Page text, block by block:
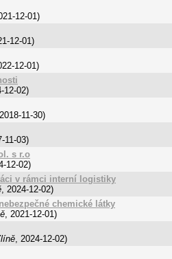
12-01)
12-01)
12-01)
12-02)
2018-11-30)
11-03)
s r.o
12-02)
v rámci interní logistiky
, 2024-12-02)
chemické látky
, 2021-12-01)
, 2024-12-02)